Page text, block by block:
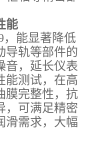
能
，能显著降低
导轨等部件的
音，延长仪表
能测试，在高
膜完整性，抗
，可满足精密
滑需求，大幅